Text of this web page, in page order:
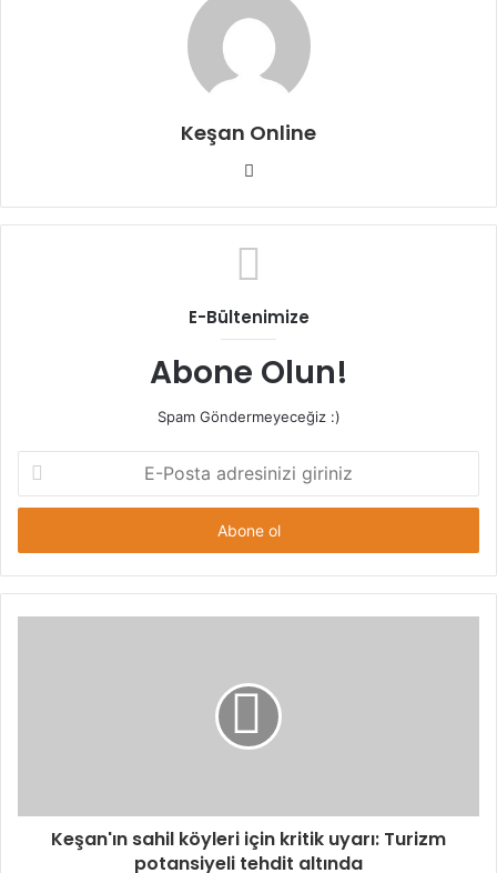
Keşan Online
Web
E-Bültenimize
Abone Olun!
Spam Göndermeyeceğiz :)
Posta
adresinizi
Keşan'ın sahil köyleri için kritik uyarı: Turizm
potansiyeli tehdit altında